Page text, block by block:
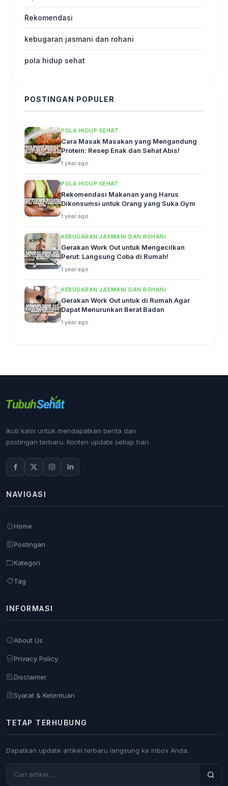
Rekomendasi
kebugaran jasmani dan rohani
pola hidup sehat
POSTINGAN POPULER
POLA HIDUP SEHAT
Cara Masak Masakan yang Mengandung
Protein: Resep Enak dan Sehat Abis!
1 year ago
POLA HIDUP SEHAT
Rekomendasi Makanan yang Harus
Dikonsumsi untuk Orang yang Suka Gym
1 year ago
KEBUGARAN JASMANI DAN ROHANI
Gerakan Work Out untuk Mengecilkan
Perut: Langsung Coba di Rumah!
1 year ago
KEBUGARAN JASMANI DAN ROHANI
Gerakan Work Out untuk di Rumah Agar
Dapat Menurunkan Berat Badan
1 year ago
Ikuti kami untuk mendapatkan berita dan
postingan terbaru. Konten update setiap hari.
NAVIGASI
Home
Postingan
Kategori
Tag
INFORMASI
About Us
Privacy Policy
Disclaimer
Syarat & Ketentuan
TETAP TERHUBUNG
Dapatkan update artikel terbaru langsung ke inbox Anda.